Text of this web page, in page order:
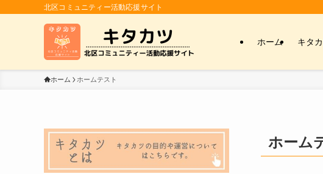
北区コミュニティー活動応援サイト
ホーム キタ
ホーム ホームテスト
ホーム